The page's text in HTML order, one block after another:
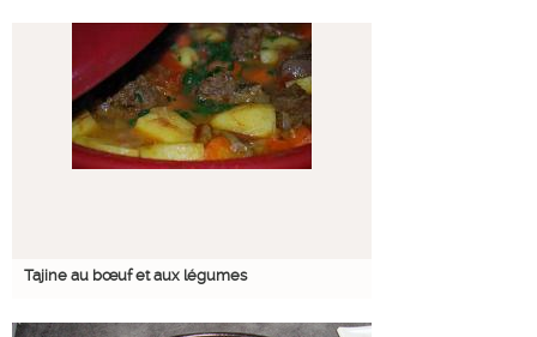
Tajine au bœuf et aux légumes